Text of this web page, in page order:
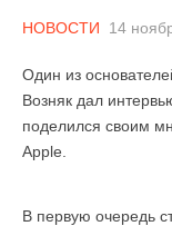
НОВОСТИ 14
Один из
Возняк дал
поделился своим
Apple.
В первую очередь